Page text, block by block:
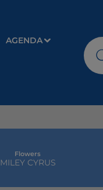
AGENDA
Flowers
MILEY CYRUS